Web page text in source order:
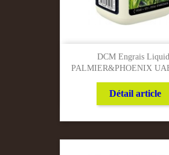
DCM Engrais
PALMIER&PHOENIX
Détail article